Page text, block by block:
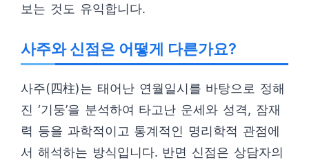
보는 것도 유익합니다.
사주와 신점은 어떻게 다른가요?
사주(四柱)는 태어난 연월일시를 바탕으로 정해
진 ‘기둥’을 분석하여 타고난 운세와 성격, 잠재
력 등을 과학적이고 통계적인 명리학적 관점에
서 해석하는 방식입니다. 반면 신점은 상담자의